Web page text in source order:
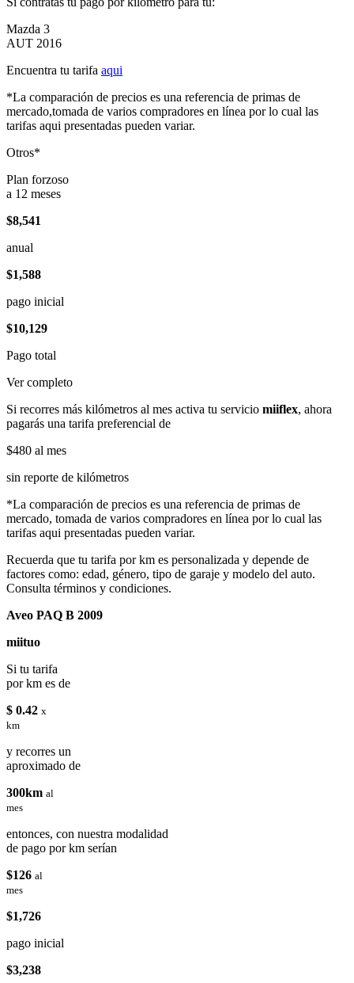
Mazda 3
AUT 2016
Encuentra tu tarifa aqui
*La comparación de precios es una referencia de primas de
mercado,tomada de varios compradores en línea por lo cual las
tarifas aqui presentadas pueden variar.
Otros*
Plan forzoso
a 12 meses
$8,541
anual
$1,588
pago inicial
$10,129
Pago total
Ver completo
Si recorres más kilómetros al mes activa tu servicio miiflex, ahora
pagarás una tarifa preferencial de
$480 al mes
sin reporte de kilómetros
*La comparación de precios es una referencia de primas de
mercado, tomada de varios compradores en línea por lo cual las
tarifas aqui presentadas pueden variar.
Recuerda que tu tarifa por km es personalizada y depende de
factores como: edad, género, tipo de garaje y modelo del auto.
Consulta términos y condiciones.
Aveo PAQ B 2009
miituo
Si tu tarifa
por km es de
$ 0.42 x
km
y recorres un
aproximado de
300km al
mes
entonces, con nuestra modalidad
de pago por km serían
$126 al
mes
$1,726
pago inicial
$3,238